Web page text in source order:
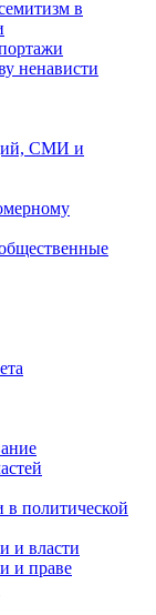
в
ненависти
СМИ и
в политической
и власти
и праве